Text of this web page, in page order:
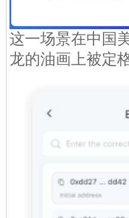
这一场景在中国
龙的油画上被定格